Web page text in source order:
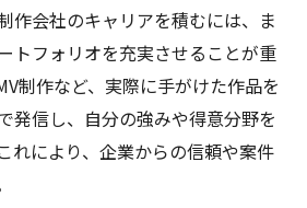
作会社のキャリアを積むには、ま
トフォリオを充実させることが重
制作など、実際に手がけた作品を
発信し、自分の強みや得意分野を
れにより、企業からの信頼や案件